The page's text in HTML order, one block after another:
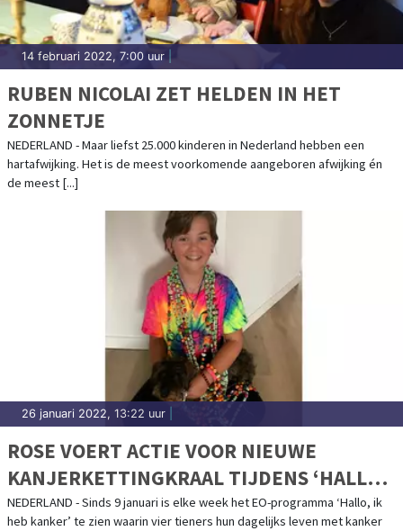
14 februari 2022, 7:00 uur
RUBEN NICOLAI ZET HELDEN IN HET
ZONNETJE
NEDERLAND - Maar liefst 25.000 kinderen in Nederland hebben een
hartafwijking. Het is de meest voorkomende aangeboren afwijking én
de meest [...]
26 januari 2022, 13:22 uur
ROSE VOERT ACTIE VOOR NIEUWE
KANJERKETTINGKRAAL TIJDENS ‘HALLO,
IK HEB KANKER’
NEDERLAND - Sinds 9 januari is elke week het EO-programma ‘Hallo, ik
heb kanker’ te zien waarin vier tieners hun dagelijks leven met kanker